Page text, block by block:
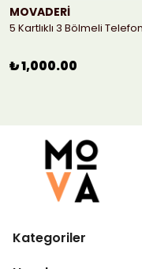
MOVADERİ
₺ 1,000.00
Kategoriler